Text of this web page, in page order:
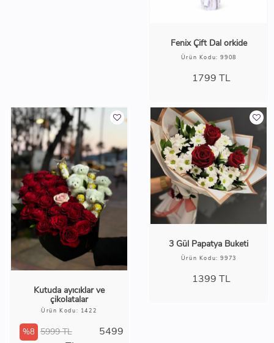
Büyük karışık mevsim
buketi
Ürün Kodu: 8883
3199 TL
Fenix Çift Dal orkide
Ürün Kodu: 9908
1799TL